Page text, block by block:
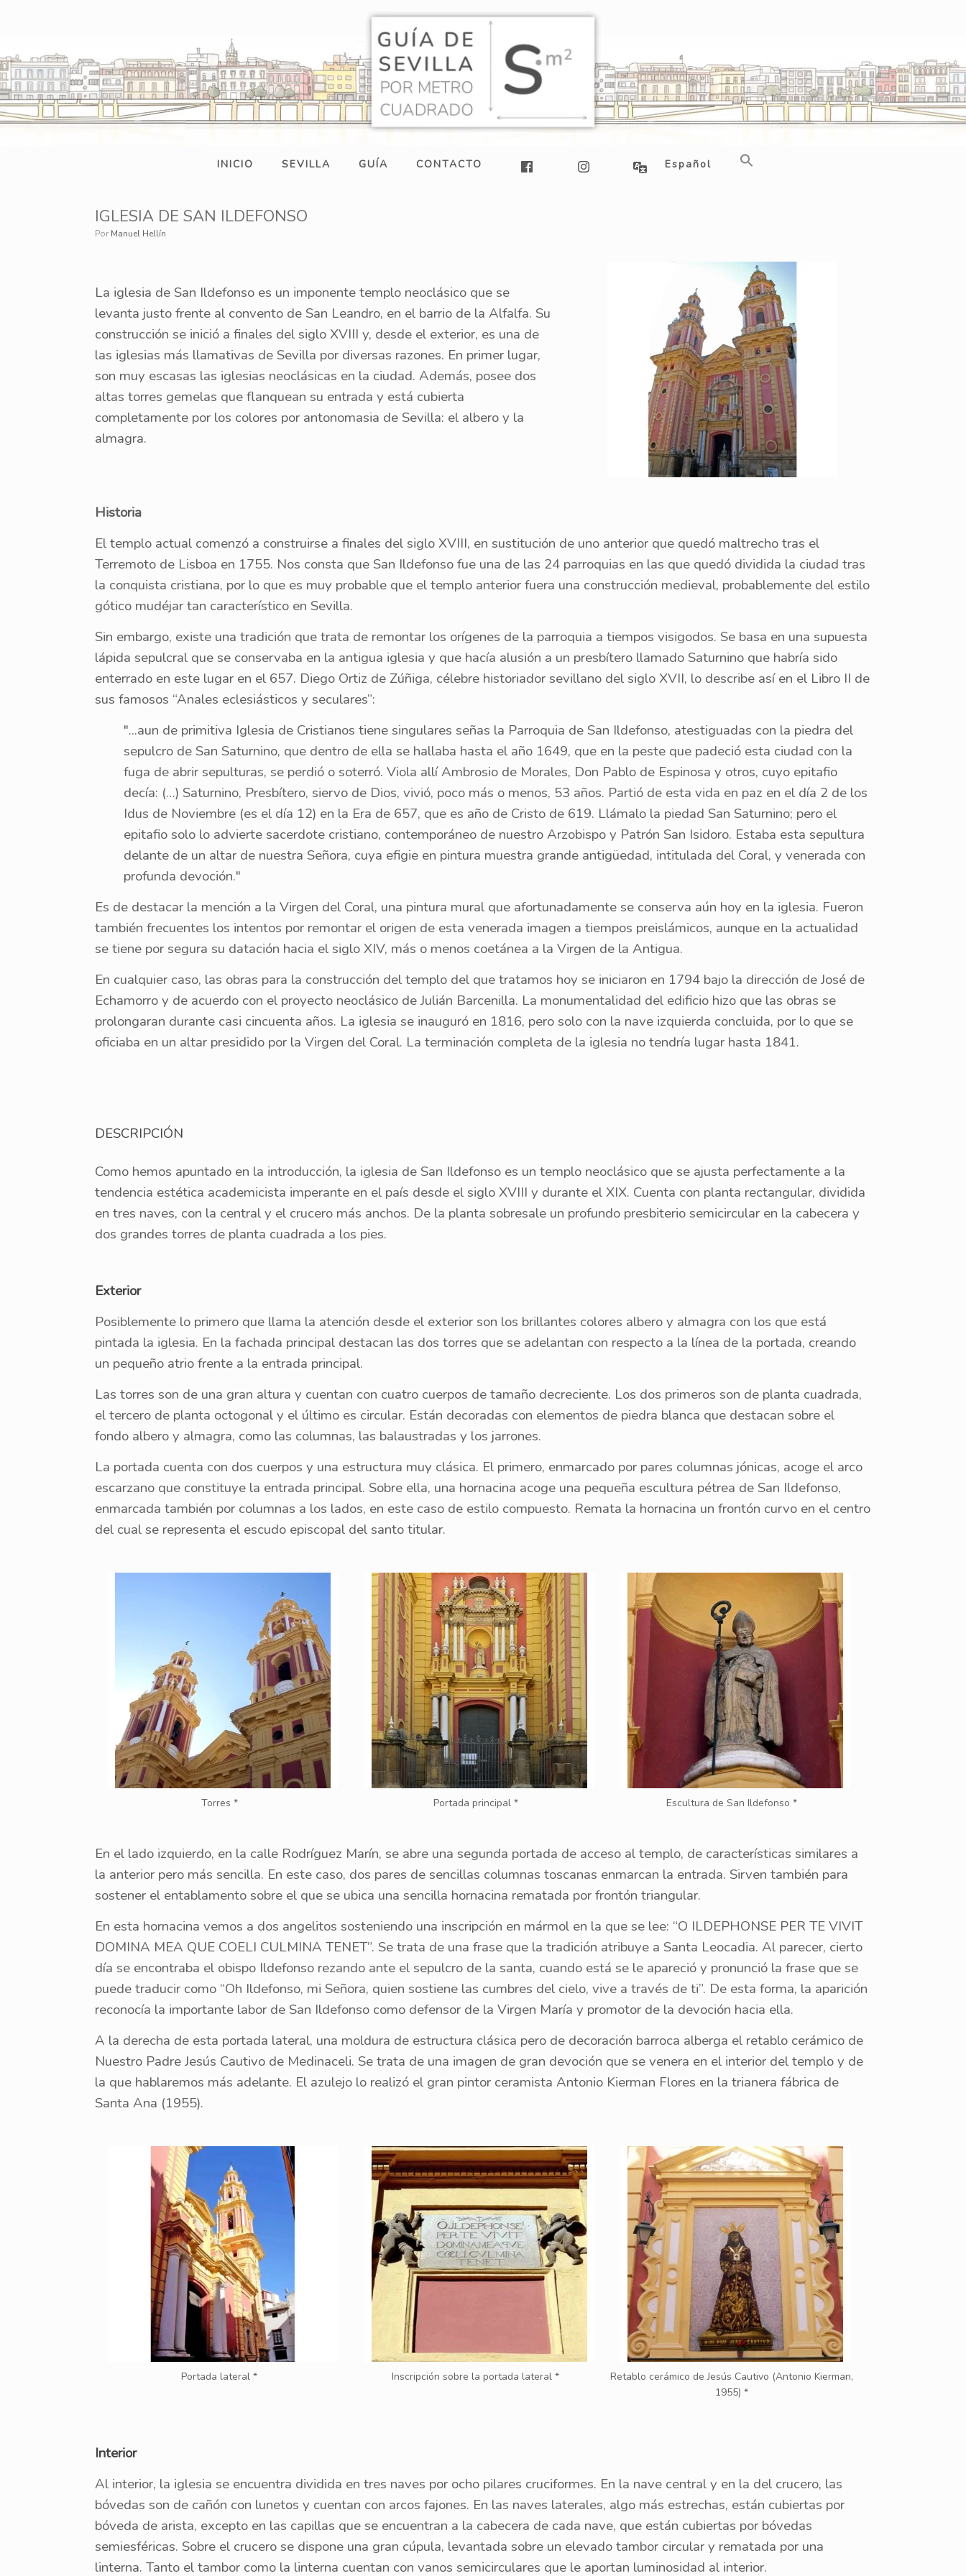
INICIO SEVILLA GUÍA CONTACTO Español
IGLESIA DE SAN ILDEFONSO
por Manuel Hellín
La iglesia de San Ildefonso es un imponente templo neoclásico que se
levanta justo frente al convento de San Leandro, en el barrio de la Alfalfa. Su
construcción se inició a finales del siglo XVIII y, desde el exterior, es una de
las iglesias más llamativas de Sevilla por diversas razones. En primer lugar,
son muy escasas las iglesias neoclásicas en la ciudad. Además, posee dos
altas torres gemelas que flanquean su entrada y está cubierta
completamente por los colores por antonomasia de Sevilla: el albero y la
almagra.
Historia
El templo actual comenzó a construirse a finales del siglo XVIII, en sustitución de uno anterior que quedó maltrecho tras el
Terremoto de Lisboa en 1755. Nos consta que San Ildefonso fue una de las 24 parroquias en las que quedó dividida la ciudad tras
la conquista cristiana, por lo que es muy probable que el templo anterior fuera una construcción medieval, probablemente del estilo
gótico mudéjar tan característico en Sevilla.
Sin embargo, existe una tradición que trata de remontar los orígenes de la parroquia a tiempos visigodos. Se basa en una supuesta
lápida sepulcral que se conservaba en la antigua iglesia y que hacía alusión a un presbítero llamado Saturnino que habría sido
enterrado en este lugar en el 657. Diego Ortiz de Zúñiga, célebre historiador sevillano del siglo XVII, lo describe así en el Libro II de
sus famosos “Anales eclesiásticos y seculares”:
"...aun de primitiva Iglesia de Cristianos tiene singulares señas la Parroquia de San Ildefonso, atestiguadas con la piedra del
sepulcro de San Saturnino, que dentro de ella se hallaba hasta el año 1649, que en la peste que padeció esta ciudad con la
fuga de abrir sepulturas, se perdió o soterró. Viola allí Ambrosio de Morales, Don Pablo de Espinosa y otros, cuyo epitafio
decía: (…) Saturnino, Presbítero, siervo de Dios, vivió, poco más o menos, 53 años. Partió de esta vida en paz en el día 2 de los
Idus de Noviembre (es el día 12) en la Era de 657, que es año de Cristo de 619. Llámalo la piedad San Saturnino; pero el
epitafio solo lo advierte sacerdote cristiano, contemporáneo de nuestro Arzobispo y Patrón San Isidoro. Estaba esta sepultura
delante de un altar de nuestra Señora, cuya efigie en pintura muestra grande antigüedad, intitulada del Coral, y venerada con
profunda devoción."
Es de destacar la mención a la Virgen del Coral, una pintura mural que afortunadamente se conserva aún hoy en la iglesia. Fueron
también frecuentes los intentos por remontar el origen de esta venerada imagen a tiempos preislámicos, aunque en la actualidad
se tiene por segura su datación hacia el siglo XIV, más o menos coetánea a la Virgen de la Antigua.
En cualquier caso, las obras para la construcción del templo del que tratamos hoy se iniciaron en 1794 bajo la dirección de José de
Echamorro y de acuerdo con el proyecto neoclásico de Julián Barcenilla. La monumentalidad del edificio hizo que las obras se
prolongaran durante casi cincuenta años. La iglesia se inauguró en 1816, pero solo con la nave izquierda concluida, por lo que se
oficiaba en un altar presidido por la Virgen del Coral. La terminación completa de la iglesia no tendría lugar hasta 1841.
DESCRIPCIÓN
Como hemos apuntado en la introducción, la iglesia de San Ildefonso es un templo neoclásico que se ajusta perfectamente a la
tendencia estética academicista imperante en el país desde el siglo XVIII y durante el XIX. Cuenta con planta rectangular, dividida
en tres naves, con la central y el crucero más anchos. De la planta sobresale un profundo presbiterio semicircular en la cabecera y
dos grandes torres de planta cuadrada a los pies.
Exterior
Posiblemente lo primero que llama la atención desde el exterior son los brillantes colores albero y almagra con los que está
pintada la iglesia. En la fachada principal destacan las dos torres que se adelantan con respecto a la línea de la portada, creando
un pequeño atrio frente a la entrada principal.
Las torres son de una gran altura y cuentan con cuatro cuerpos de tamaño decreciente. Los dos primeros son de planta cuadrada,
el tercero de planta octogonal y el último es circular. Están decoradas con elementos de piedra blanca que destacan sobre el
fondo albero y almagra, como las columnas, las balaustradas y los jarrones.
La portada cuenta con dos cuerpos y una estructura muy clásica. El primero, enmarcado por pares columnas jónicas, acoge el arco
escarzano que constituye la entrada principal. Sobre ella, una hornacina acoge una pequeña escultura pétrea de San Ildefonso,
enmarcada también por columnas a los lados, en este caso de estilo compuesto. Remata la hornacina un frontón curvo en el centro
del cual se representa el escudo episcopal del santo titular.
Torres * Portada principal * Escultura de San Ildefonso *
En el lado izquierdo, en la calle Rodríguez Marín, se abre una segunda portada de acceso al templo, de características similares a
la anterior pero más sencilla. En este caso, dos pares de sencillas columnas toscanas enmarcan la entrada. Sirven también para
sostener el entablamento sobre el que se ubica una sencilla hornacina rematada por frontón triangular.
En esta hornacina vemos a dos angelitos sosteniendo una inscripción en mármol en la que se lee: “O ILDEPHONSE PER TE VIVIT
DOMINA MEA QUE COELI CULMINA TENET”. Se trata de una frase que la tradición atribuye a Santa Leocadia. Al parecer, cierto
día se encontraba el obispo Ildefonso rezando ante el sepulcro de la santa, cuando está se le apareció y pronunció la frase que se
puede traducir como “Oh Ildefonso, mi Señora, quien sostiene las cumbres del cielo, vive a través de ti”. De esta forma, la aparición
reconocía la importante labor de San Ildefonso como defensor de la Virgen María y promotor de la devoción hacia ella.
A la derecha de esta portada lateral, una moldura de estructura clásica pero de decoración barroca alberga el retablo cerámico de
Nuestro Padre Jesús Cautivo de Medinaceli. Se trata de una imagen de gran devoción que se venera en el interior del templo y de
la que hablaremos más adelante. El azulejo lo realizó el gran pintor ceramista Antonio Kierman Flores en la trianera fábrica de
Santa Ana (1955).
Portada lateral * Inscripción sobre la portada lateral *
Retablo cerámico de Jesús Cautivo (Antonio Kierman,
1955) *
Interior
Al interior, la iglesia se encuentra dividida en tres naves por ocho pilares cruciformes. En la nave central y en la del crucero, las
bóvedas son de cañón con lunetos y cuentan con arcos fajones. En las naves laterales, algo más estrechas, están cubiertas por
bóveda de arista, excepto en las capillas que se encuentran a la cabecera de cada nave, que están cubiertas por bóvedas
semiesféricas. Sobre el crucero se dispone una gran cúpula, levantada sobre un elevado tambor circular y rematada por una
linterna. Tanto el tambor como la linterna cuentan con vanos semicirculares que le aportan luminosidad al interior.